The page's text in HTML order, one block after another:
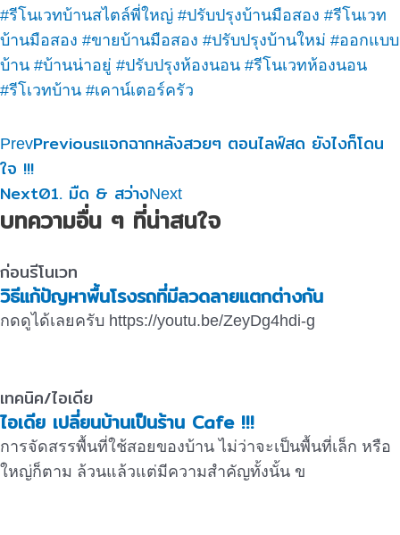
#รีโนเวทบ้านสไตล์พี่ใหญ่ #ปรับปรุงบ้านมือสอง #รีโนเวท
บ้านมือสอง #ขายบ้านมือสอง #ปรับปรุงบ้านใหม่ #ออกแบบ
บ้าน #บ้านน่าอยู่ #ปรับปรุงห้องนอน #รีโนเวทห้องนอน
#รีโเวทบ้าน #เคาน์เตอร์ครัว
PrevPreviousแจกฉากหลังสวยๆ ตอนไลฟ์สด ยังไงก็โดน
ใจ !!!
Next01. มืด & สว่างNext
บทความอื่น ๆ ที่น่าสนใจ
ก่อนรีโนเวท
วิธีแก้ปัญหาพื้นโรงรถที่มีลวดลายแตกต่างกัน
กดดูได้เลยครับ https://youtu.be/ZeyDg4hdi-g
เทคนิค/ไอเดีย
ไอเดีย เปลี่ยนบ้านเป็นร้าน Cafe !!!
การจัดสรรพื้นที่ใช้สอยของบ้าน ไม่ว่าจะเป็นพื้นที่เล็ก หรือ
ใหญ่ก็ตาม ล้วนแล้วแต่มีความสำคัญทั้งนั้น ข